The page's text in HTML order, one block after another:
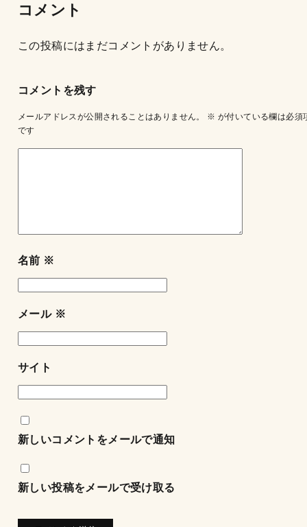
コメント
この投稿にはまだコメントがありません。
コメントを残す
メールアドレスが公開されることはありません。 ※ が付いている欄は必須
です
名前 ※
メール ※
サイト
新しいコメントをメールで通知
新しい投稿をメールで受け取る